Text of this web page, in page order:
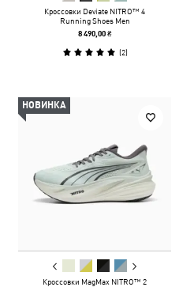
Кроссовки Deviate NITRO™ 4
Running Shoes Men
8 490,00 ₴
(2)
НОВИНКА
Кроссовки MagMax NITRO™ 2